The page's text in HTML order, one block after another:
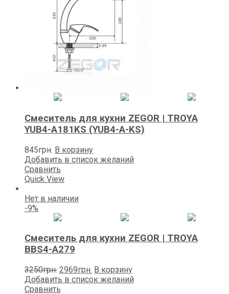
Смеситель для кухни ZEGOR | TROYA
YUB4-А181KS (YUB4-A-KS)
845грн. В корзину
Добавить в список желаний
Сравнить
Quick View
Нет в наличии
-9%
Смеситель для кухни ZEGOR | TROYA
BBS4-A279
3250грн. Первоначальная
цена
составляла
2969грн. Текущая
цена:
В корзину
Добавить в список желаний
Сравнить